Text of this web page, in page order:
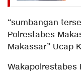
“sumbangan
Polrestabes
Makassar” Ucap
Wakapolrestabes